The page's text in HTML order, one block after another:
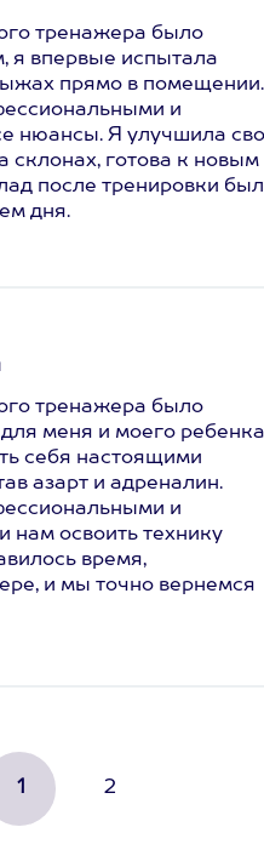
тренажера было
я впервые испытала
прямо в помещении.
и
нюансы. Я улучшила
склонах, готова к новым
после тренировки был
дня.
тренажера было
меня и моего
себя настоящими
азарт и адреналин.
и
освоить технику
время,
и мы точно вернемся
1 2